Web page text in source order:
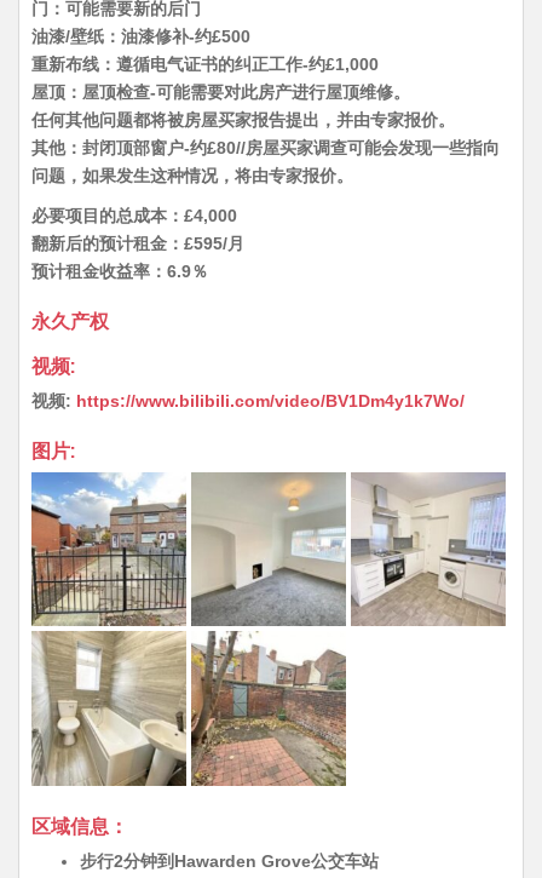
门：可能需要新的后门
油漆/壁纸：油漆修补-约£500
重新布线：遵循电气证书的纠正工作-约£1,000
屋顶：屋顶检查-可能需要对此房产进行屋顶维修。
任何其他问题都将被房屋买家报告提出，并由专家报价。
其他：封闭顶部窗户-约£80//房屋买家调查可能会发现一些指向
问题，如果发生这种情况，将由专家报价。
必要项目的总成本：£4,000
翻新后的预计租金：£595/月
预计租金收益率：6.9％
永久产权
视频:
视频: https://www.bilibili.com/video/BV1Dm4y1k7Wo/
图片:
区域信息：
步行2分钟到Hawarden Grove公交车站